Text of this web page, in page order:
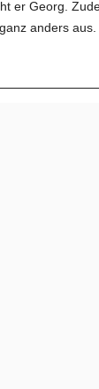
er Georg.
anders aus.